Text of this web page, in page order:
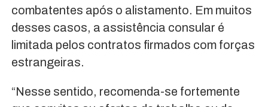
combatentes após o alistamento. Em muitos
desses casos, a assistência consular é
limitada pelos contratos firmados com forças
estrangeiras.
“Nesse sentido, recomenda-se fortemente